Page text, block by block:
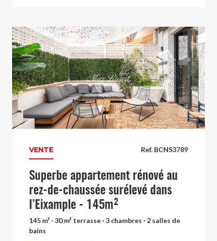
Ref. BCNS3789
VENTE
Superbe appartement rénové au
rez-de-chaussée surélevé dans
l’Eixample - 145m²
145 m² · 30 m² terrasse · 3 chambres · 2 salles de
bains